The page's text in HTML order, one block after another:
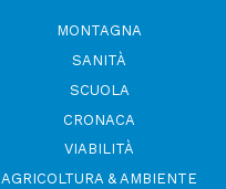
MONTAGNA
SANITÀ
SCUOLA
CRONACA
VIABILITÀ
AGRICOLTURA & AMBIENTE